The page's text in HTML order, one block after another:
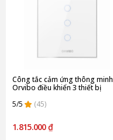
Công tắc cảm ứng thông minh
Orvibo điều khiển 3 thiết bị
5/5
(45)
1.815.000 ₫